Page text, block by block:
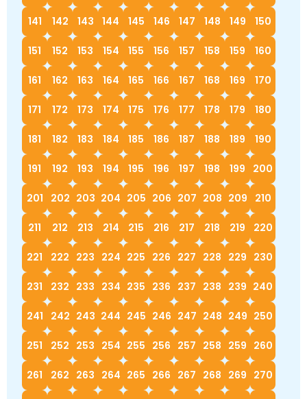
141 142 143 144 145 146 147 148 149 150
151 152 153 154 155 156 157 158 159 160
161 162 163 164 165 166 167 168 169 170
171 172 173 174 175 176 177 178 179 180
181 182 183 184 185 186 187 188 189 190
191 192 193 194 195 196 197 198 199 200
201 202 203 204 205 206 207 208 209 210
211 212 213 214 215 216 217 218 219 220
221 222 223 224 225 226 227 228 229 230
231 232 233 234 235 236 237 238 239 240
241 242 243 244 245 246 247 248 249 250
251 252 253 254 255 256 257 258 259 260
261 262 263 264 265 266 267 268 269 270